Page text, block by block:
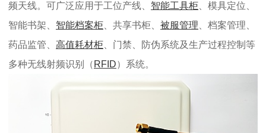
频天线。可广泛应用于工位产线、 智能工具柜 、模具定位、
智能书架、 智能档案柜 、共享书柜、 被服管理 、档案管理、
药品监管、 高值耗材柜 、门禁、防伪系统及生产过程控制等
多种无线射频识别（ RFID）系统。